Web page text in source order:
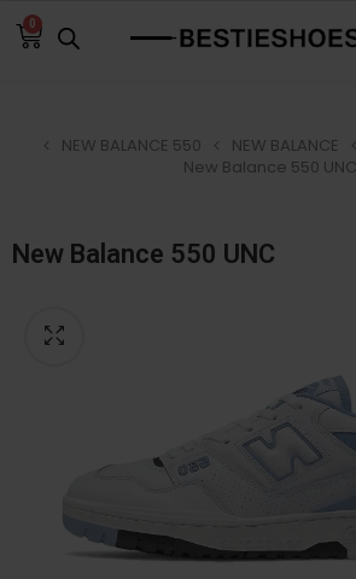
0
NEW BALANCE
NEW BALANCE 550
New Balance 550 UNC
New Balance 550 UNC